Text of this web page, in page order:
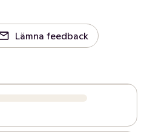
Lämna feedback